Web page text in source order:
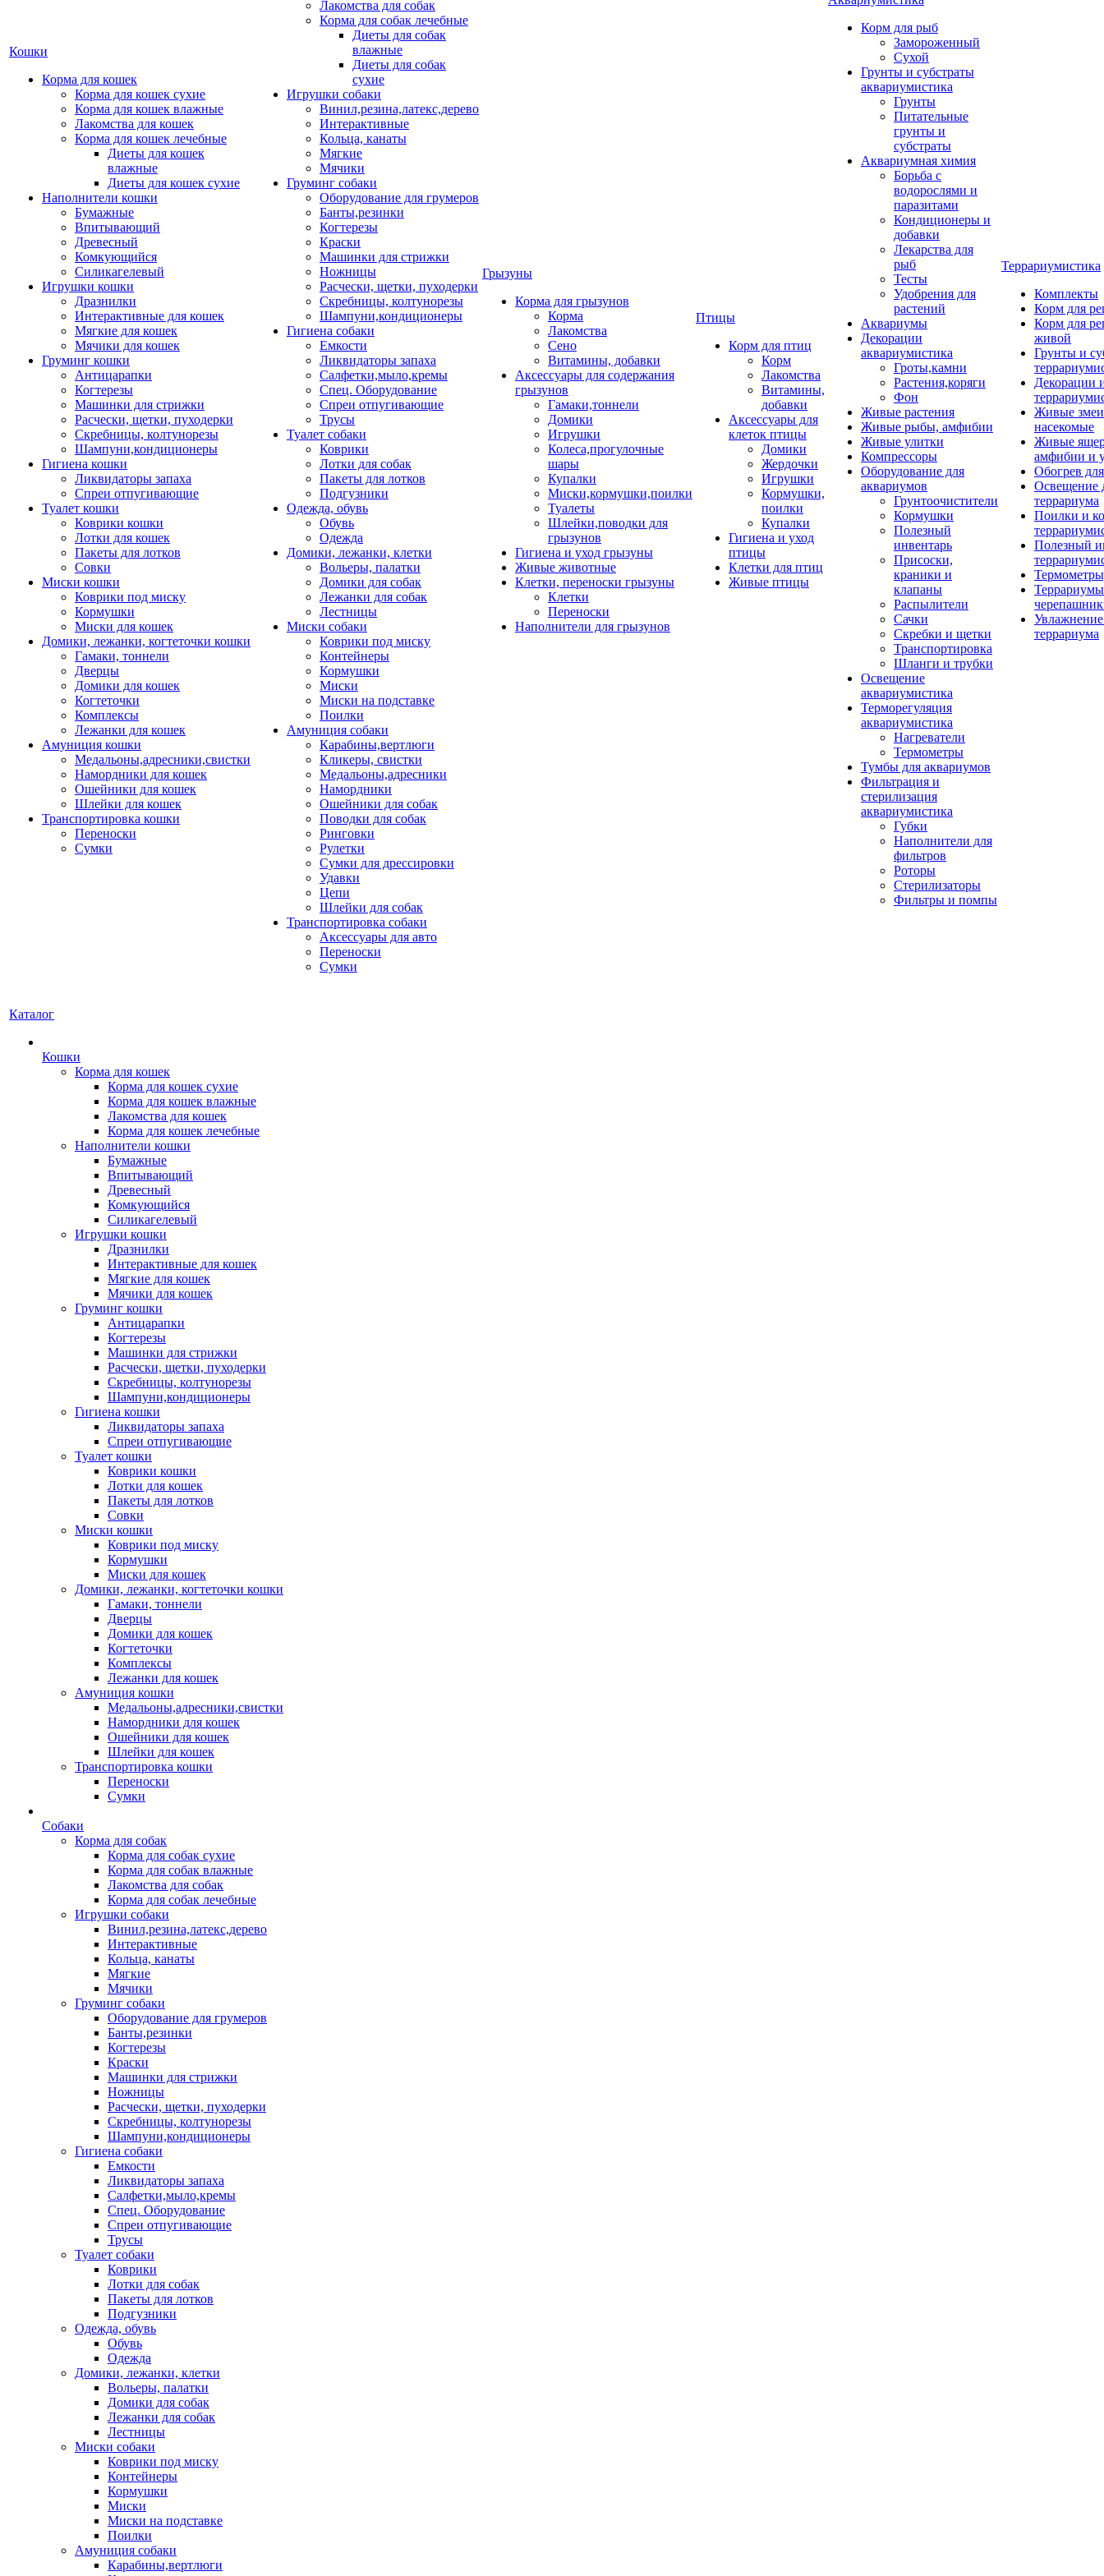
Кошки
Корма для кошек
Корма для кошек сухие
Корма для кошек влажные
Лакомства для кошек
Корма для кошек лечебные
Диеты для кошек
влажные
Диеты для кошек сухие
Наполнители кошки
Бумажные
Впитывающий
Древесный
Комкующийся
Силикагелевый
Игрушки кошки
Дразнилки
Интерактивные для кошек
Мягкие для кошек
Мячики для кошек
Груминг кошки
Антицарапки
Когтерезы
Машинки для стрижки
Расчески, щетки, пуходерки
Скребницы, колтунорезы
Шампуни,кондиционеры
Гигиена кошки
Ликвидаторы запаха
Спреи отпугивающие
Туалет кошки
Коврики кошки
Лотки для кошек
Пакеты для лотков
Совки
Миски кошки
Коврики под миску
Кормушки
Миски для кошек
Домики, лежанки, когтеточки кошки
Гамаки, тоннели
Дверцы
Домики для кошек
Когтеточки
Комплексы
Лежанки для кошек
Амуниция кошки
Медальоны,адресники,свистки
Намордники для кошек
Ошейники для кошек
Шлейки для кошек
Транспортировка кошки
Переноски
Сумки
Лакомства для собак
Корма для собак лечебные
Диеты для собак
влажные
Диеты для собак
сухие
Игрушки собаки
Винил,резина,латекс,дерево
Интерактивные
Кольца, канаты
Мягкие
Мячики
Груминг собаки
Оборудование для грумеров
Банты,резинки
Когтерезы
Краски
Машинки для стрижки
Ножницы
Расчески, щетки, пуходерки
Скребницы, колтунорезы
Шампуни,кондиционеры
Гигиена собаки
Емкости
Ликвидаторы запаха
Салфетки,мыло,кремы
Спец. Оборудование
Спреи отпугивающие
Трусы
Туалет собаки
Коврики
Лотки для собак
Пакеты для лотков
Подгузники
Одежда, обувь
Обувь
Одежда
Домики, лежанки, клетки
Вольеры, палатки
Домики для собак
Лежанки для собак
Лестницы
Миски собаки
Коврики под миску
Контейнеры
Кормушки
Миски
Миски на подставке
Поилки
Амуниция собаки
Карабины,вертлюги
Кликеры, свистки
Медальоны,адресники
Намордники
Ошейники для собак
Поводки для собак
Ринговки
Рулетки
Сумки для дрессировки
Удавки
Цепи
Шлейки для собак
Транспортировка собаки
Аксессуары для авто
Переноски
Сумки
Грызуны
Корма для грызунов
Корма
Лакомства
Сено
Витамины, добавки
Аксессуары для содержания
грызунов
Гамаки,тоннели
Домики
Игрушки
Колеса,прогулочные
шары
Купалки
Миски,кормушки,поилки
Туалеты
Шлейки,поводки для
грызунов
Гигиена и уход грызуны
Живые животные
Клетки, переноски грызуны
Клетки
Переноски
Наполнители для грызунов
Птицы
Корм для птиц
Корм
Лакомства
Витамины,
добавки
Аксессуары для
клеток птицы
Домики
Жердочки
Игрушки
Кормушки,
поилки
Купалки
Гигиена и уход
птицы
Клетки для птиц
Живые птицы
Корм для рыб
Замороженный
Сухой
Грунты и субстраты
аквариумистика
Грунты
Питательные
грунты и
субстраты
Аквариумная химия
Борьба с
водорослями и
паразитами
Кондиционеры и
добавки
Лекарства для
рыб
Тесты
Удобрения для
растений
Аквариумы
Декорации
аквариумистика
Гроты,камни
Растения,коряги
Фон
Живые растения
Живые рыбы, амфибии
Живые улитки
Компрессоры
Оборудование для
аквариумов
Грунтоочистители
Кормушки
Полезный
инвентарь
Присоски,
краники и
клапаны
Распылители
Сачки
Скребки и щетки
Транспортировка
Шланги и трубки
Освещение
аквариумистика
Терморегуляция
аквариумистика
Нагреватели
Термометры
Тумбы для аквариумов
Фильтрация и
стерилизация
аквариумистика
Губки
Наполнители для
фильтров
Роторы
Стерилизаторы
Фильтры и помпы
Террариумистика
Комплекты
Корм для
Корм для
живой
Грунты и
Декорации
Живые
насекомые
Живые
амфибии и
Обогрев
Освещение
террариума
Поилки и
Полезный
террариума
Каталог
Кошки
Корма для кошек
Корма для кошек сухие
Корма для кошек влажные
Лакомства для кошек
Корма для кошек лечебные
Наполнители кошки
Бумажные
Впитывающий
Древесный
Комкующийся
Силикагелевый
Игрушки кошки
Дразнилки
Интерактивные для кошек
Мягкие для кошек
Мячики для кошек
Груминг кошки
Антицарапки
Когтерезы
Машинки для стрижки
Расчески, щетки, пуходерки
Скребницы, колтунорезы
Шампуни,кондиционеры
Гигиена кошки
Ликвидаторы запаха
Спреи отпугивающие
Туалет кошки
Коврики кошки
Лотки для кошек
Пакеты для лотков
Совки
Миски кошки
Коврики под миску
Кормушки
Миски для кошек
Домики, лежанки, когтеточки кошки
Гамаки, тоннели
Дверцы
Домики для кошек
Когтеточки
Комплексы
Лежанки для кошек
Амуниция кошки
Медальоны,адресники,свистки
Намордники для кошек
Ошейники для кошек
Шлейки для кошек
Транспортировка кошки
Переноски
Сумки
Собаки
Корма для собак
Корма для собак сухие
Корма для собак влажные
Лакомства для собак
Корма для собак лечебные
Игрушки собаки
Винил,резина,латекс,дерево
Интерактивные
Кольца, канаты
Мягкие
Мячики
Груминг собаки
Оборудование для грумеров
Банты,резинки
Когтерезы
Краски
Машинки для стрижки
Ножницы
Расчески, щетки, пуходерки
Скребницы, колтунорезы
Шампуни,кондиционеры
Гигиена собаки
Емкости
Ликвидаторы запаха
Салфетки,мыло,кремы
Спец. Оборудование
Спреи отпугивающие
Трусы
Туалет собаки
Коврики
Лотки для собак
Пакеты для лотков
Подгузники
Одежда, обувь
Обувь
Одежда
Домики, лежанки, клетки
Вольеры, палатки
Домики для собак
Лежанки для собак
Лестницы
Миски собаки
Коврики под миску
Контейнеры
Кормушки
Миски
Миски на подставке
Поилки
Амуниция собаки
Карабины,вертлюги